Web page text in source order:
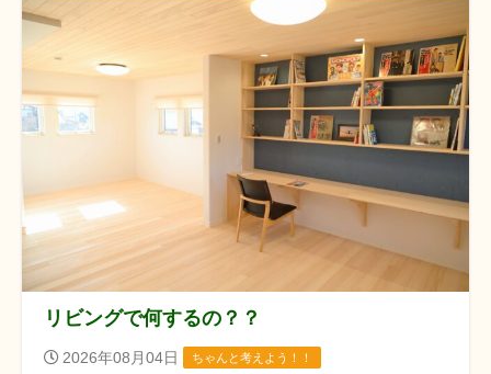
リビングで何するの？？
2026年08月04日 ちゃんと考えよう！！